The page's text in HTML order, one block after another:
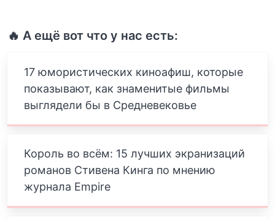
🔥 А ещё вот что у нас есть:
17 юмористических киноафиш, которые
показывают, как знаменитые фильмы
выглядели бы в Средневековье
Король во всём: 15 лучших экранизаций
романов Стивена Кинга по мнению
журнала Empire